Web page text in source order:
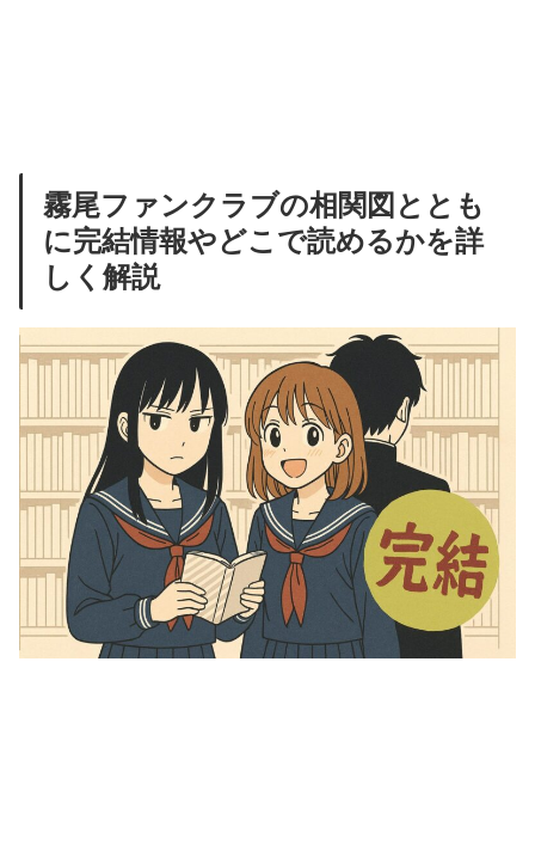
霧尾ファンクラブの相関図ととも
に完結情報やどこで読めるかを詳
しく解説